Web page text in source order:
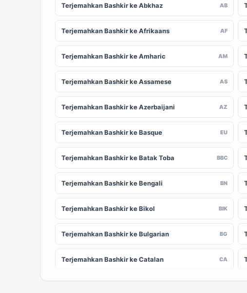
Terjemahkan Bashkir ke Abkhaz AB
Terjemahkan Bashkir ke Afrikaans AF
Terjemahkan Bashkir ke Amharic AM
Terjemahkan Bashkir ke Assamese AS
Terjemahkan Bashkir ke Azerbaijani AZ
Terjemahkan Bashkir ke Basque EU
Terjemahkan Bashkir ke Batak Toba BBC
Terjemahkan Bashkir ke Bengali BN
Terjemahkan Bashkir ke Bikol BIK
Terjemahkan Bashkir ke Bulgarian BG
Terjemahkan Bashkir ke Catalan CA